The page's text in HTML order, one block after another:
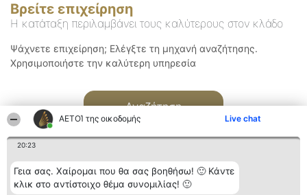
ΑΕΤΟΊ της οικοδομής Live chat
20:23
Γεια σας. Χαίρομαι που θα σας βοηθήσω! 🙂 Κάντε
κλικ στο αντίστοιχο θέμα συνομιλίας! 🙂
Βρείτε επιχείρηση
Η κατάταξη περιλαμβάνει τους καλύτερους στον κλάδο
Ψάχνετε επιχείρηση; Ελέγξτε τη μηχανή αναζήτησης.
Χρησιμοποιήστε την καλύτερη υπηρεσία
Αναζήτηση